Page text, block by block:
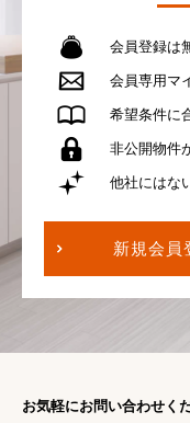
会員登録は
会員専用 マ
希望条件に
非公開物件
他社にはな
新規会員
お気軽にお問い合わせく